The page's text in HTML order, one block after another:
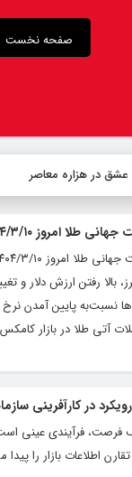
صفحه نخست
عشق در هزاره معاصر
طلا امروز ۱۴۰۴/۳/۱۰
بالا رفتن ارزش دلار
آتی طلا در بازار کامکس نیویورک هم با یک
در کارآفرینی
فرآیندی عینی است و
اطلاعات بازار را پیدا